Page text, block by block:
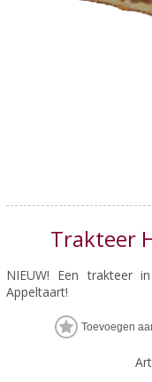
Trakteer
NIEUW! Een trakteer
Appeltaart!